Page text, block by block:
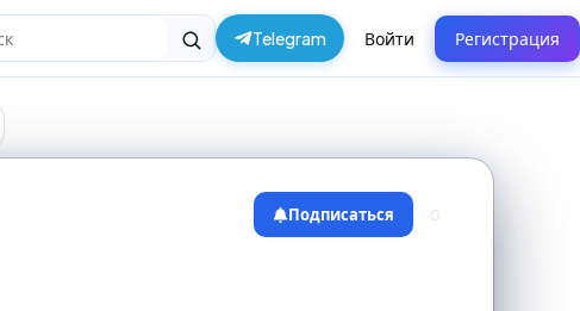
Telegram Войти Регистрация
Подписаться 0